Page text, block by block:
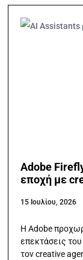
Adobe
εποχή με
15 Ιουλίου, 2026
Η Adobe
επεκτάσεις
τον creative